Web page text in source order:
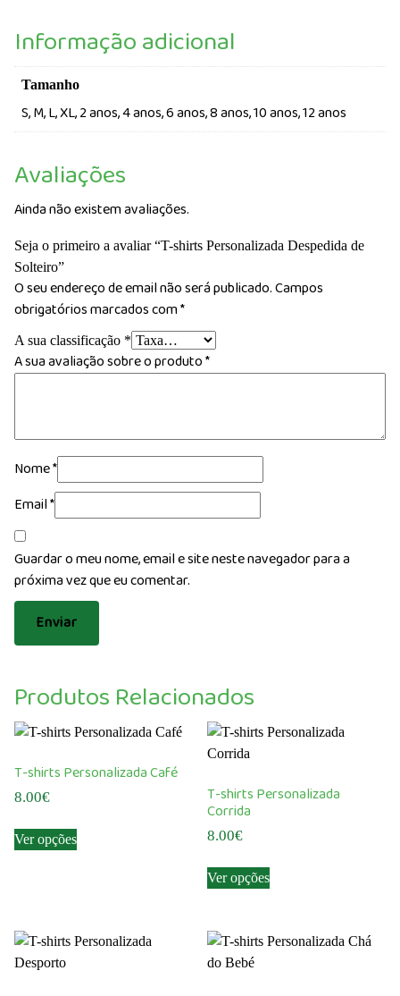
Informação adicional
Tamanho
S, M, L, XL, 2 anos, 4 anos, 6 anos, 8 anos, 10 anos, 12 anos
Avaliações
Ainda não existem avaliações.
Seja o primeiro a avaliar “T-shirts Personalizada Despedida de
Solteiro”
O seu endereço de email não será publicado.Campos
obrigatórios marcados com*
A sua classificação *
A sua avaliação sobre o produto*
Nome*
Email*
Guardar o meu nome, email e site neste navegador para a
próxima vez que eu comentar.
Produtos Relacionados
T-shirts Personalizada Café
8.00€
Ver opçõesproduct
T-shirts Personalizada
Corrida
8.00€
Ver opçõesproduct
variants.